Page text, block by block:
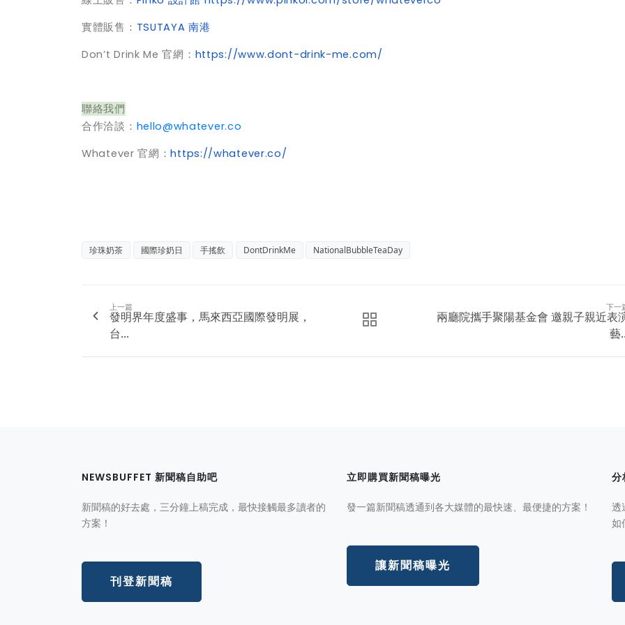
實體販售： TSUTAYA 南港
Don’t Drink Me 官網： https://www.dont-drink-me.com/
聯絡我們
合作洽談： hello@whatever.co
Whatever 官網：https://whatever.co/
珍珠奶茶 國際珍奶日 手搖飲 DontDrinkMe NationalBubbleTeaDay
上一篇
發明界年度盛事，馬來西亞國際發明展，
台...
下一
兩廳院攜手聚陽基金會 邀親子親近表
藝
NEWSBUFFET 新聞稿自助吧
新聞稿的好去處，三分鐘上稿完成，最快接觸最多讀者的
方案！
刊登新聞稿
立即購買新聞稿曝光
發一篇新聞稿透通到各大媒體的最快速、最便捷的方案！
讓新聞稿曝光
分
透
如